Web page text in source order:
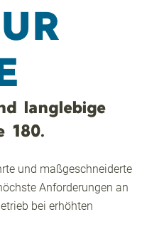
langlebige
180.
und maßgeschneiderte
Anforderungen an
bei erhöhten